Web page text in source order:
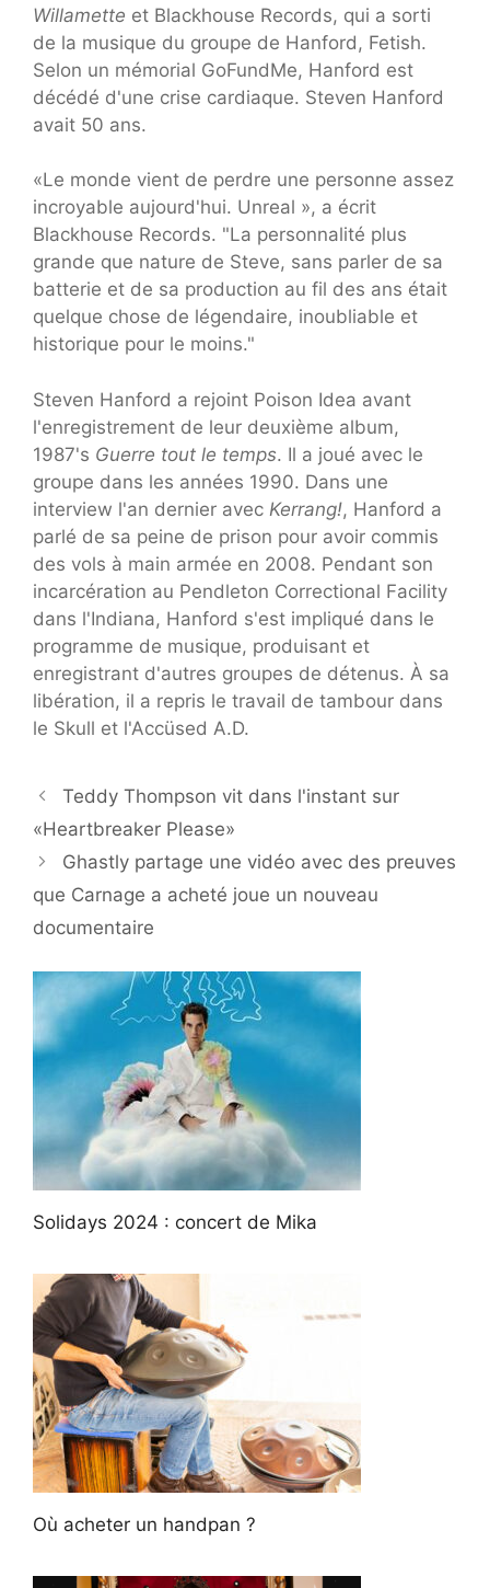
Willamette et Blackhouse Records, qui a sorti
de la musique du groupe de Hanford, Fetish.
Selon un mémorial GoFundMe, Hanford est
décédé d'une crise cardiaque. Steven Hanford
avait 50 ans.
«Le monde vient de perdre une personne assez
incroyable aujourd'hui. Unreal », a écrit
Blackhouse Records. "La personnalité plus
grande que nature de Steve, sans parler de sa
batterie et de sa production au fil des ans était
quelque chose de légendaire, inoubliable et
historique pour le moins."
Steven Hanford a rejoint Poison Idea avant
l'enregistrement de leur deuxième album,
1987's Guerre tout le temps. Il a joué avec le
groupe dans les années 1990. Dans une
interview l'an dernier avec Kerrang!, Hanford a
parlé de sa peine de prison pour avoir commis
des vols à main armée en 2008. Pendant son
incarcération au Pendleton Correctional Facility
dans l'Indiana, Hanford s'est impliqué dans le
programme de musique, produisant et
enregistrant d'autres groupes de détenus. À sa
libération, il a repris le travail de tambour dans
le Skull et l'Accüsed A.D.
Teddy Thompson vit dans l'instant sur
«Heartbreaker Please»
Ghastly partage une vidéo avec des preuves
que Carnage a acheté joue un nouveau
documentaire
Solidays 2024 : concert de Mika
Où acheter un handpan ?